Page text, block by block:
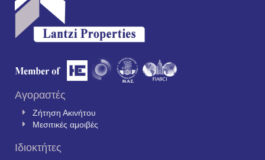
Αγοραστές
Ζήτηση Ακινήτου
Μεσιτικές αμοιβές
Ιδιοκτήτες